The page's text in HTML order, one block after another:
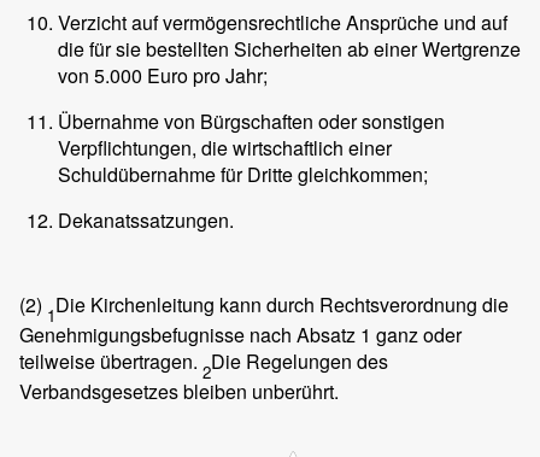
Verzicht auf vermögensrechtliche Ansprüche und auf
die für sie bestellten Sicherheiten ab einer Wertgrenze
von 5.000 Euro pro Jahr;
Übernahme von Bürgschaften oder sonstigen
Verpflichtungen, die wirtschaftlich einer
Schuldübernahme für Dritte gleichkommen;
Dekanatssatzungen.
(2) 1Die Kirchenleitung kann durch Rechtsverordnung die
Genehmigungsbefugnisse nach Absatz 1 ganz oder
teilweise übertragen. 2Die Regelungen des
Verbandsgesetzes bleiben unberührt.